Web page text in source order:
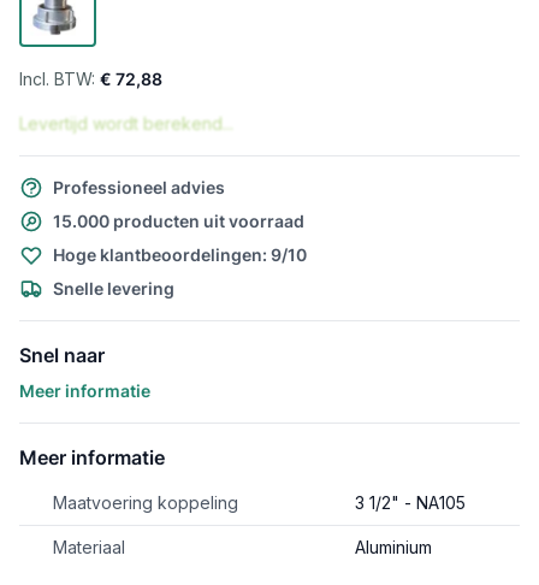
€ 72,88
Levertijd wordt berekend...
Professioneel advies
15.000 producten uit voorraad
Hoge klantbeoordelingen: 9/10
Snelle levering
Snel naar
Meer informatie
Meer informatie
Maatvoering koppeling 3 1/2" - NA105
Materiaal Aluminium